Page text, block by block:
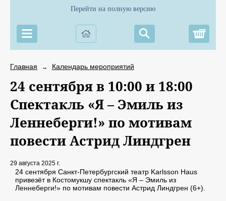
Перейти на полную версию
Главная → Календарь мероприятий
24 сентября в 10:00 и 18:00
Спектакль «Я – Эмиль из
Леннеберги!» по мотивам
повести Астрид Линдгрен
29 августа 2025 г.
24 сентября Санкт-Петербургский театр Karlsson Haus
привезёт в Костомукшу спектакль «Я – Эмиль из
Леннеберги!» по мотивам повести Астрид Линдгрен (6+).